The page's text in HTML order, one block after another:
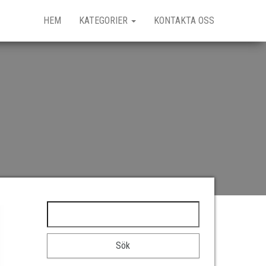
HEM KATEGORIER KONTAKTA OSS